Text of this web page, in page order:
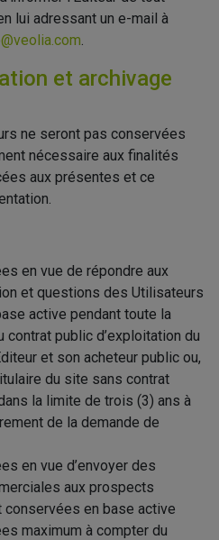
lui adressant un e-mail à
.
et archivage
ne seront pas conservées
nécessaire aux finalités
aux présentes et ce
en vue de répondre aux
et questions des Utilisateurs
active pendant toute la
contrat public d’exploitation du
et son acheteur public ou,
du site sans contrat
la limite de trois (3) ans à
de la demande de
en vue d’envoyer des
aux prospects
en base active
maximum à compter du